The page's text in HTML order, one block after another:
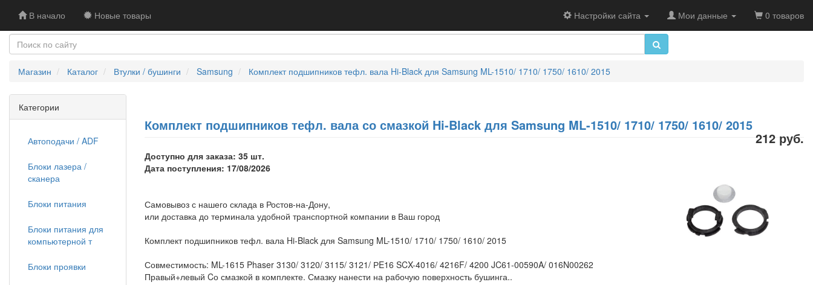
В начало Новые товары Настройки сайта Мои данные 0 товаров
Магазин Каталог Втулки / бушинги Samsung Комплект подшипников тефл. вала Hi-Black для Samsung ML-1510/ 1710/ 1750/ 1610/ 2015
Комплект подшипников тефл. вала со смазкой Hi-Black для Samsung ML-1510/ 1710/ 1750/ 1610/ 2015
212 руб.
Доступно для заказа: 35 шт.
Дата поступления: 17/08/2026
Самовывоз с нашего склада в Ростов-на-Дону,
или доставка до терминала удобной транспортной компании в Ваш город
Комплект подшипников тефл. вала Hi-Black для Samsung ML-1510/ 1710/ 1750/ 1610/ 2015
Совместимость: ML-1615 Phaser 3130/ 3120/ 3115/ 3121/ РE16 SCX-4016/ 4216F/ 4200 JC61-00590A/ 016N00262
Правый+левый Cо смазкой в комплекте. Смазку нанести на рабочую поверхность бушинга..
Категории
Автоподачи / ADF
Блоки лазера /
сканера
Блоки питания
Блоки питания для
компьютерной т
Блоки проявки